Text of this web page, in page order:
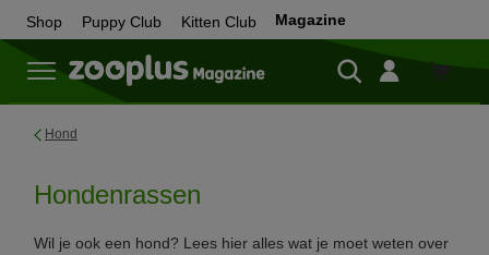
Shop Puppy Club Kitten Club Magazine
Shop
Hond
Hondenrassen
Wil je ook een hond? Lees hier alles wat je moet weten over